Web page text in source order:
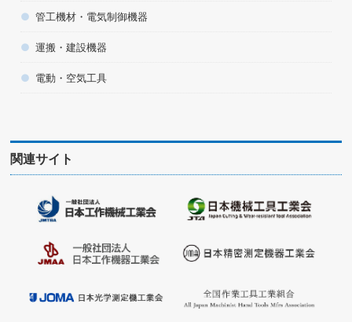
管工機材・電気制御機器
運搬・建設機器
電動・空気工具
関連サイト